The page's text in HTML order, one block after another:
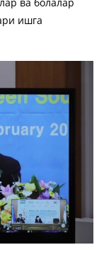
ишга